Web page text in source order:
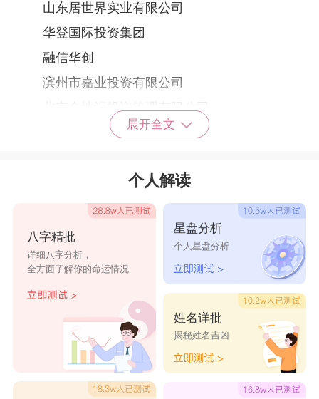
山东居世界实业有限公司
华登国际投资集团
融信华创
滨州市嘉业投资有限公司
北京金地汇投资管理有限公司
山东天立鸿实投资有限公司
安阳中汇投资公司
河南省国贸投资担保有限公司
澳大利亚联合爱德华氏国际投资集团有限公司
展开全文
个人解读
八字精批
详细八字分析，
全方面了解你的命运情况
星盘分析
个人星盘分析
姓名详批
揭秘姓名吉凶